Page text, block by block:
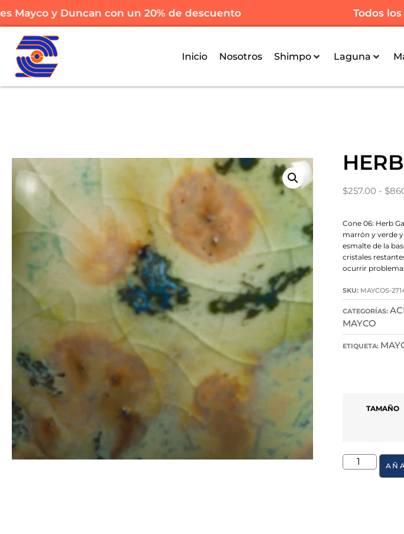
y Duncan con un 20% de descuento Todos los
Inicio Nosotros Shimpo Laguna
$257.00 - $
Cone 06: Herb
marrón y verde
esmalte de la
cristales
ocurrir
SKU: MAYCOS-
CATEGORÍAS:
MAYCO
ETIQUETA:
TAMAÑO